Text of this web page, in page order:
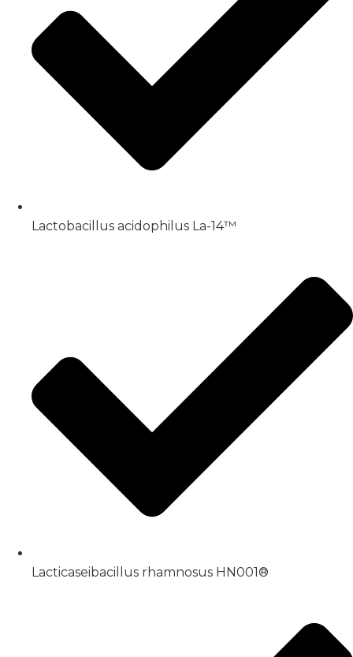
Lactobacillus acidophilus La-14™
Lacticaseibacillus rhamnosus HN001®